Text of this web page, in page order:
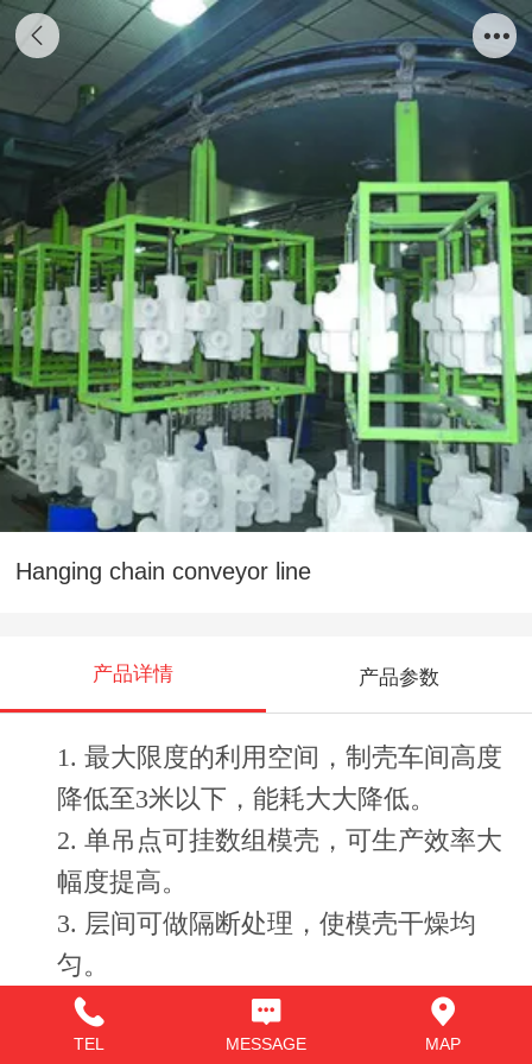
Hanging chain conveyor line
产品详情 产品参数
1. 最大限度的利用空间，制壳车间高度
降低至3米以下，能耗大大降低。
2. 单吊点可挂数组模壳，可生产效率大
幅度提高。
3. 层间可做隔断处理，使模壳干燥均
匀。
4.投资少，大大降低了劳动强度。
5.安装简便，可根据房屋布局设计悬挂
TEL MESSAGE MAP